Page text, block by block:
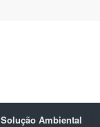
Solução Ambiental